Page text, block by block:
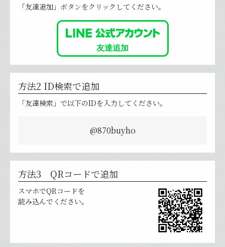
「友達追加」ボタンをクリックしてください。
方法2 ID検索で追加
「友達検索」で以下のIDを入力してください。
@870buyho
方法3 QRコードで追加
スマホでQRコードを
読み込んでください。